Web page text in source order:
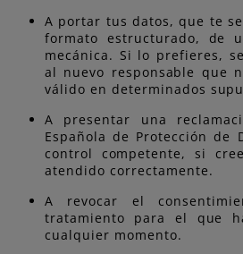
A portar tus datos, que te
formato estructurado, de
mecánica. Si lo prefieres,
al nuevo responsable que
válido en determinados
A presentar una
Española de Protección de
control competente, si
atendido correctamente.
A revocar el
tratamiento para el que
cualquier momento.